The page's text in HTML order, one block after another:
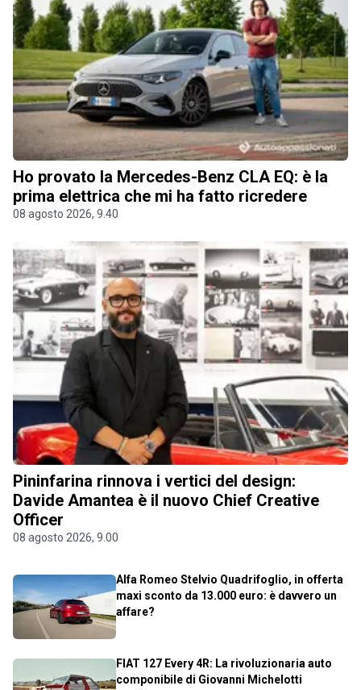
Ho provato la Mercedes-Benz CLA EQ: è la
prima elettrica che mi ha fatto ricredere
08 agosto 2026, 9.40
Pininfarina rinnova i vertici del design:
Davide Amantea è il nuovo Chief Creative
Officer
08 agosto 2026, 9.00
Alfa Romeo Stelvio Quadrifoglio, in offerta
maxi sconto da 13.000 euro: è davvero un
affare?
FIAT 127 Every 4R: La rivoluzionaria auto
componibile di Giovanni Michelotti